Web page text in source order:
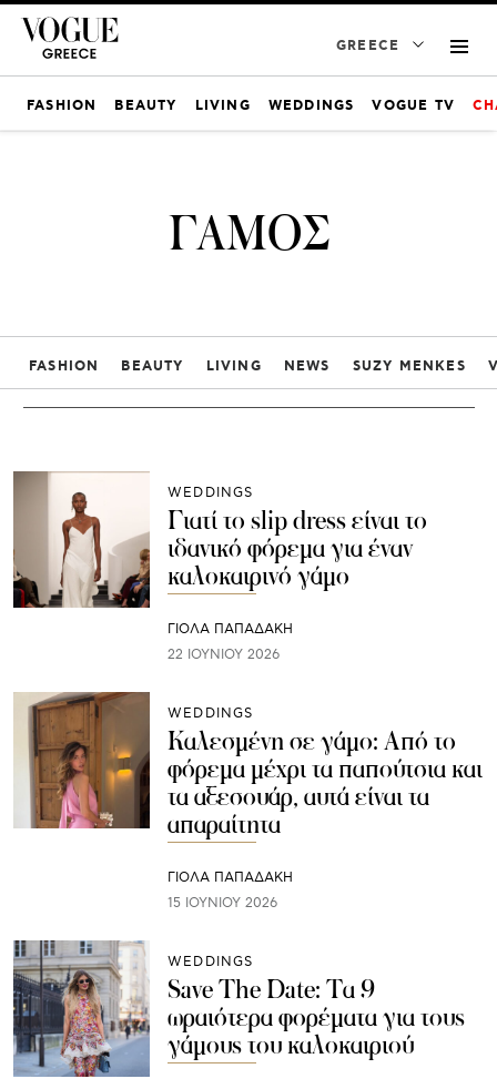
GREECE
FASHION BEAUTY LIVING WEDDINGS VOGUE TV
ΓΑΜΟΣ
FASHION BEAUTY LIVING NEWS SUZY MENKES
WEDDINGS
Γιατί το slip dress είναι το
ιδανικό φόρεμα για έναν
καλοκαιρινό γάμο
ΓΙΌΛΑ ΠΑΠΑΔΆΚΗ
22 ΙΟΥΝΊΟΥ 2026
WEDDINGS
Καλεσμένη σε γάμο: Από το
φόρεμα μέχρι τα παπούτσια και
τα αξεσουάρ, αυτά είναι τα
απαραίτητα
ΓΙΌΛΑ ΠΑΠΑΔΆΚΗ
15 ΙΟΥΝΊΟΥ 2026
WEDDINGS
Save The Date: Τα 9
ωραιότερα φορέματα για τους
γάμους του καλοκαιριού